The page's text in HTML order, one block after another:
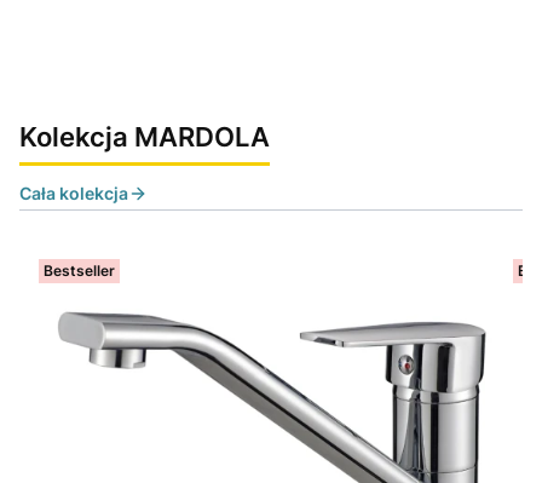
Kolekcja MARDOLA
Cała kolekcja
Bestseller